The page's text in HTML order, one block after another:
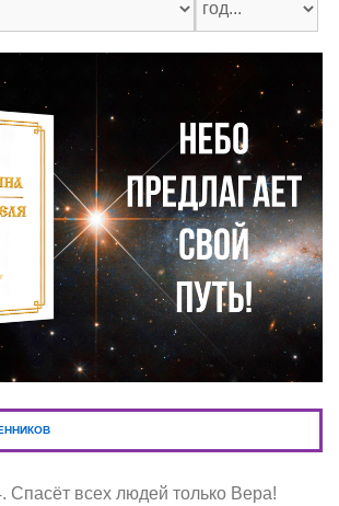
Спасёт всех людей только Вера!